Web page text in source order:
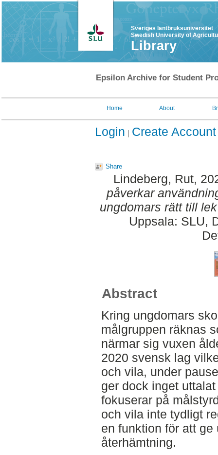
Sveriges lantbruksuniversitet
Swedish University of
Library
Epsilon Archive for Student
Home About
Login Create Account
Share
Lindeberg, Rut,
påverkar
ungdomars rätt till
Uppsala: SLU,
Abstract
Kring ungdomars
målgruppen räknas
närmar sig vuxen
2020 svensk lag
och vila, under
ger dock inget
fokuserar på
och vila inte tydligt
en funktion för att
återhämtning.